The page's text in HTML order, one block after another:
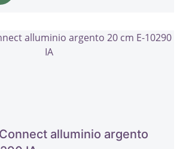
alluminio argento